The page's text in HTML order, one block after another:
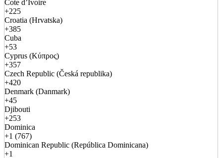
Cote d’Ivoire
+225
Croatia (Hrvatska)
+385
Cuba
+53
Cyprus (Κύπρος)
+357
Czech Republic (Česká republika)
+420
Denmark (Danmark)
+45
Djibouti
+253
Dominica
+1 (767)
Dominican Republic (República Dominicana)
+1